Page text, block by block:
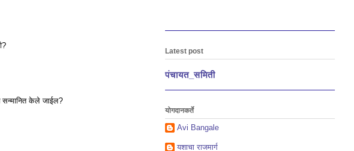
सन्मानित केले जाईल?
Latest post
पंचायत_समिती
योगदानकर्ते
Avi Bangale
यशाचा राजमार्ग